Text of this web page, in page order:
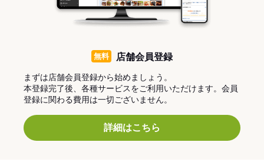
無料 店舗会員登録
まずは店舗会員登録から始めましょう。
本登録完了後、各種サービスをご利用いただけます。会員
登録に関わる費用は一切ございません。
詳細はこちら